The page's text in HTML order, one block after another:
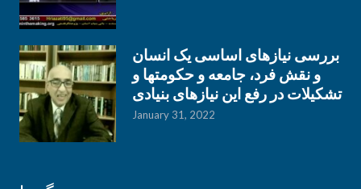
بررسی نیازهای اساسی یک انسان
و نقش فرد، جامعه و حکومتها و
تشکیلات در رفع این نیازهای بنیادی
January 31, 2022